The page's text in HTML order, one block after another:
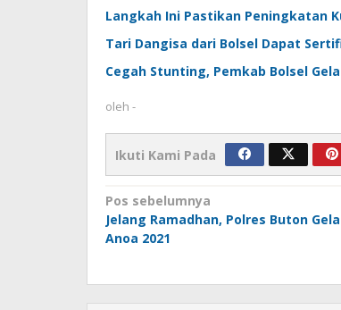
Langkah Ini Pastikan Peningkatan
Tari Dangisa dari Bolsel Dapat
Cegah Stunting, Pemkab Bolsel
oleh -
Ikuti Kami Pada
Navigasi
pos
Pos sebelumnya
Jelang Ramadhan, Polres Buton
Anoa 2021